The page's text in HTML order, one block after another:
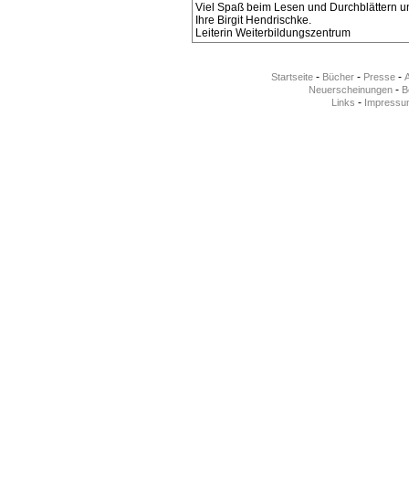
Viel Spaß beim Lesen und Durchblättern
Ihre Birgit Hendrischke.
Leiterin Weiterbildungszentrum
Startseite - Bücher - Presse -
Neuerscheinungen-
Links -